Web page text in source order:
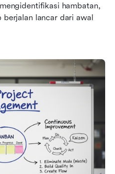
hambatan,
lancar dari awal